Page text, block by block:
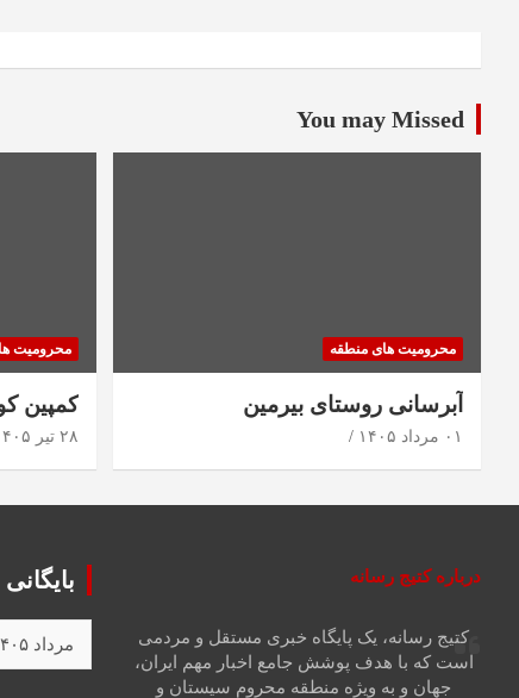
You may Missed
محرومیت های منطقه
آبرسانی روستای بیرمین
۰۱ مرداد ۱۴۰۵
محرومیت
کمپین
۲۸ تیر ۱۴۰۵
درباره کتیج رسانه
کتیج رسانه، یک پایگاه خبری مستقل و مردمی
است که با هدف پوشش جامع اخبار مهم ایران،
جهان و به ویژه منطقه محروم سیستان و
بایگانی